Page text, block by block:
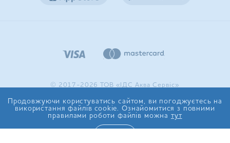
© 2017-2026 ТОВ «ІДС Аква Сервіс»
Продовжуючи користуватись сайтом, ви погоджуєтесь на
використання файлів cookie. Ознайомитися з повними
правилами роботи файлів можна тут